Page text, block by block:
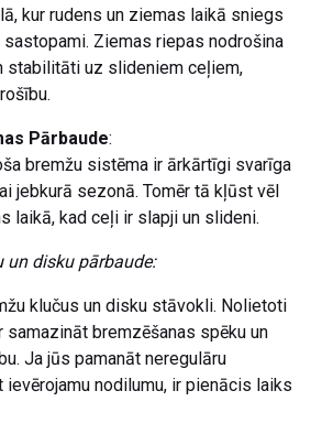
kur rudens un ziemas laikā sniegs
Ziemas riepas nodrošina
stabilitāti uz slideniem ceļiem,
Pārbaude:
bremžu sistēma ir ārkārtīgi svarīga
jebkurā sezonā. Tomēr tā kļūst vēl
laikā, kad ceļi ir slapji un slideni.
un disku pārbaude:
klučus un disku stāvokli. Nolietoti
samazināt bremzēšanas spēku un
Ja jūs pamanāt neregulāru
ievērojamu nodilumu, ir pienācis laiks